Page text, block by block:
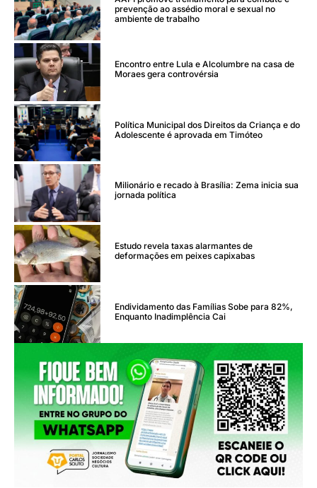
prevenção ao assédio moral e sexual no
ambiente de trabalho
Encontro entre Lula e Alcolumbre na casa de
Moraes gera controvérsia
Política Municipal dos Direitos da Criança e do
Adolescente é aprovada em Timóteo
Milionário e recado à Brasília: Zema inicia sua
jornada política
Estudo revela taxas alarmantes de
deformações em peixes capixabas
Endividamento das Famílias Sobe para 82%,
Enquanto Inadimplência Cai